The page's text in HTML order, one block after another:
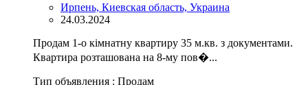
Ирпень, Киевская область, Украина
24.03.2024
Продам 1-о кімнатну квартиру 35 м.кв. з документами.
Квартира розташована на 8-му пов�...
Тип объявления : Продам